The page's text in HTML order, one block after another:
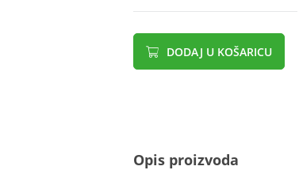
DODAJ U KOŠARICU
Opis proizvoda